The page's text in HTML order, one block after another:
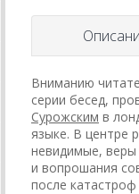
Вниманию
серии бесед,
Сурожским в
языке. В центре
невидимые, веры
и вопрошания
после